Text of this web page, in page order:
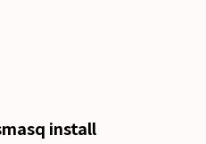
install